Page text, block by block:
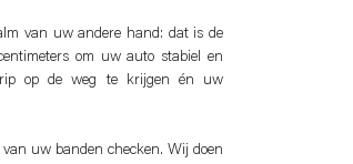
van uw andere hand: dat is de
om uw auto stabiel en
op de weg te krijgen én uw
uw banden checken. Wij doen